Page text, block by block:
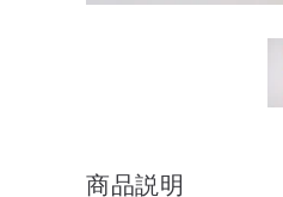
商品説明